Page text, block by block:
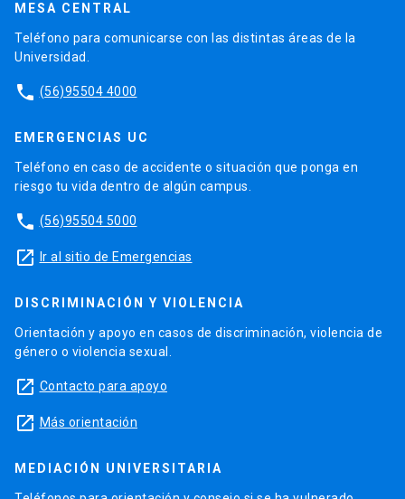
MESA CENTRAL
Teléfono para comunicarse con las distintas áreas de la
Universidad.
phone (56)95504 4000
EMERGENCIAS UC
Teléfono en caso de accidente o situación que ponga en
riesgo tu vida dentro de algún campus.
phone (56)95504 5000
launch Ir al sitio de Emergencias
DISCRIMINACIÓN Y VIOLENCIA
Orientación y apoyo en casos de discriminación, violencia de
género o violencia sexual.
launch Contacto para apoyo
launch Más orientación
MEDIACIÓN UNIVERSITARIA